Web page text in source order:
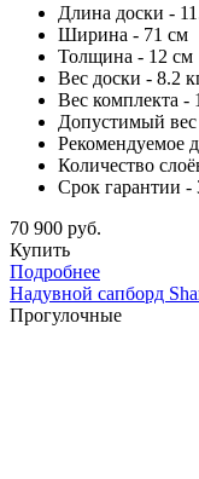
Длина доски -
Ширина - 71 см
Толщина - 12 см
Вес доски - 8.2
Вес комплекта -
Допустимый вес
Рекомендуемое
Количество
Срок гарантии -
70 900 руб.
Купить
Подробнее
Надувной сапборд
Прогулочные